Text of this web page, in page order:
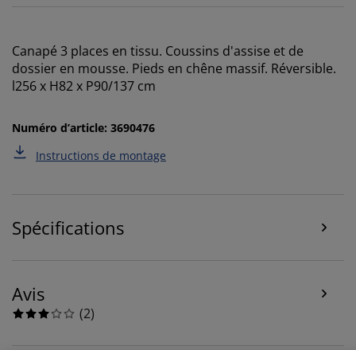
Canapé 3 places en tissu. Coussins d'assise et de
dossier en mousse. Pieds en chêne massif. Réversible.
l256 x H82 x P90/137 cm
Numéro d’article: 3690476
Instructions de montage
Spécifications
Avis
(2)
des publicités personnalisées et statiques. Vous
pouvez en savoir plus sur les finalités de ces cookies
dans la section « Modifier » et choisir de retirer votre
cliquant sur « Accepter tout », vous acceptez les trois
traitement des données personnelles